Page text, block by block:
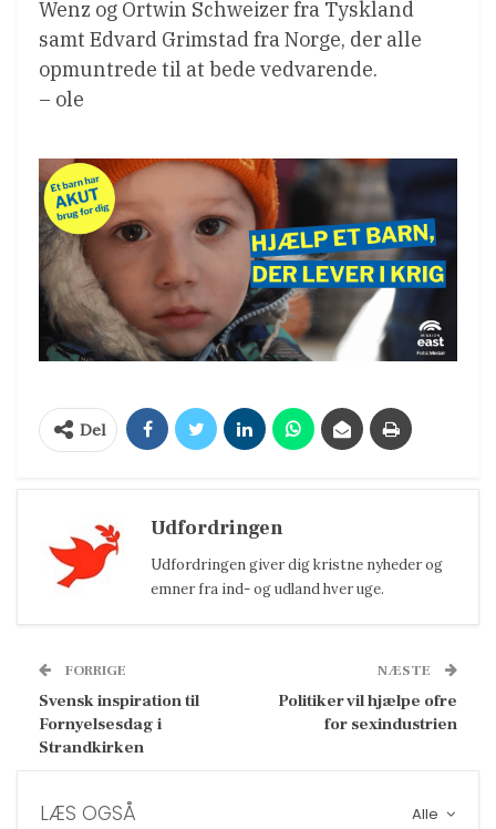
Wenz og Ortwin Schweizer fra Tyskland
samt Edvard Grimstad fra Norge, der alle
opmuntrede til at bede vedvarende.
– ole
Del
Udfordringen
Udfordringen giver dig kristne nyheder og
emner fra ind- og udland hver uge.
FORRIGE
Svensk inspiration til
Fornyelsesdag i
Strandkirken
NÆSTE
Politiker vil hjælpe ofre
for sexindustrien
Alle
LÆS OGSÅ